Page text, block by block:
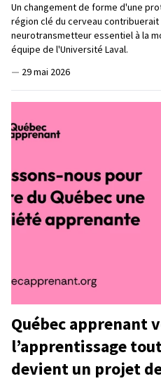
Un changement de forme d'une
région clé du cerveau contribuerait
neurotransmetteur essentiel à la
équipe de l'Université Laval.
— 29 mai 2026
Québec apprenant
l’apprentissage
devient un projet